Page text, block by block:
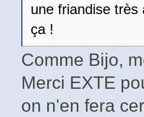
une friandise très
ça !
Comme Bijo,
Merci EXTE
on n'en fera